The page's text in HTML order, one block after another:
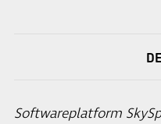
Softwareplatform